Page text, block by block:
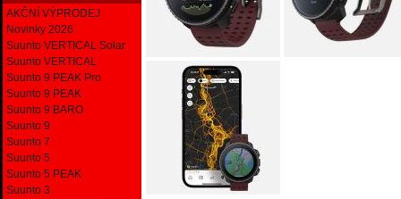
AKČNÍ VÝPRODEJ
Novinky 2026
Suunto VERTICAL Solar
Suunto VERTICAL
Suunto 9 PEAK Pro
Suunto 9 PEAK
Suunto 9 BARO
Suunto 9
Suunto 7
Suunto 5
Suunto 5 PEAK
Suunto 3